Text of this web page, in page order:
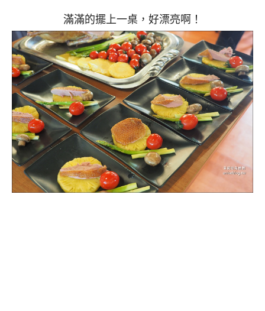
滿滿的擺上一桌，好漂亮啊！